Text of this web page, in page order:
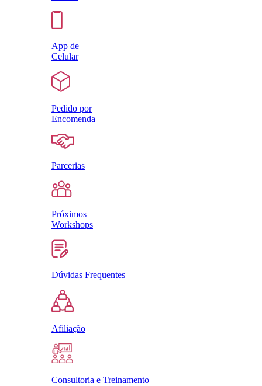
App de
Celular
Pedido por
Encomenda
Parcerias
Próximos
Workshops
Dúvidas Frequentes
Afiliação
Consultoria e Treinamento